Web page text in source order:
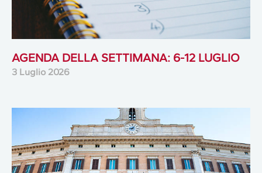
AGENDA DELLA SETTIMANA: 6-12 LUGLIO
3 Luglio 2026